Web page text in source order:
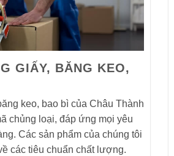
GIẤY, BĂNG KEO,
keo, bao bì của Châu Thành
chủng loại, đáp ứng mọi yêu
Các sản phẩm của chúng tôi
các tiêu chuẩn chất lượng.